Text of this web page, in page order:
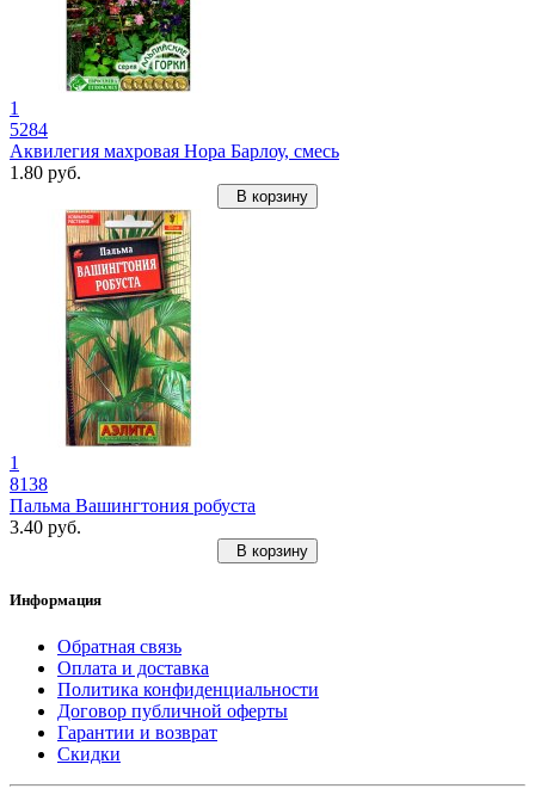
1
5284
Аквилегия махровая Нора Барлоу, смесь
1.80 руб.
В корзину
1
8138
Пальма Вашингтония робуста
3.40 руб.
В корзину
Информация
Обратная связь
Оплата и доставка
Политика конфиденциальности
Договор публичной оферты
Гарантии и возврат
Скидки